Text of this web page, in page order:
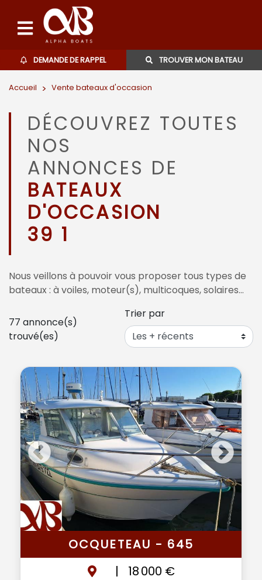
Bateaux d'occasions
L'agence
Contact
06 27 07 57 11
DEMANDE DE RAPPEL TROUVER MON BATEAU
Accueil > Vente bateaux d'occasion
DÉCOUVREZ TOUTES
NOS
ANNONCES DE
BATEAUX
D'OCCASION
39 1
Nous veillons à pouvoir vous proposer tous types de
bateaux : à voiles, moteur(s), multicoques, solaires…
77 annonce(s)
trouvé(es)
Trier par
OCQUETEAU - 645
|
18 000 €